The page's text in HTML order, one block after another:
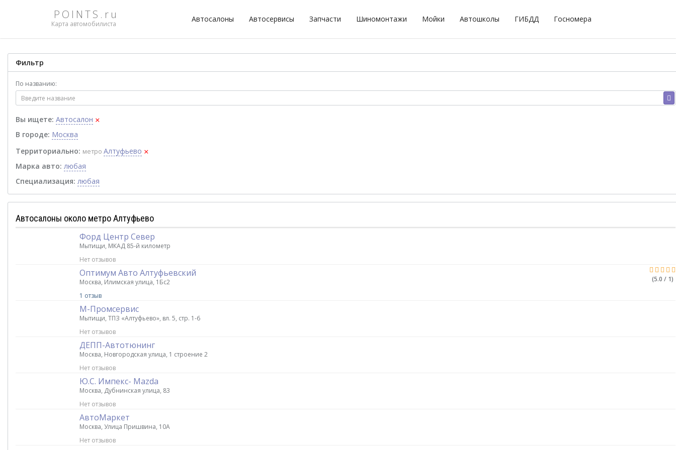
POINTS.ru
Карта автомобилиста
Автосалоны Автосервисы Запчасти Шиномонтажи Мойки Автошколы ГИБДД Госномера
Фильтр
По названию:
Вы ищете: Автосалон ×
В городе: Москва
Территориально: метро Алтуфьево ×
Марка авто: любая
Специализация: любая
Автосалоны около метро Алтуфьево
Форд Центр Север
Мытищи, МКАД 85-й километр
Нет отзывов
(5.0 / 1)
Оптимум Авто Алтуфьевский
Москва, Илимская улица, 1Бс2
1 отзыв
М-Промсервис
Мытищи, ТПЗ «Алтуфьево», вл. 5, стр. 1-6
Нет отзывов
ДЕПП-Автотюнинг
Москва, Новгородская улица, 1 строение 2
Нет отзывов
Ю.С. Импекс- Mazda
Москва, Дубнинская улица, 83
Нет отзывов
АвтоМаркет
Москва, Улица Пришвина, 10А
Нет отзывов